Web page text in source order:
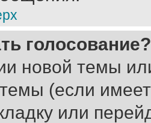
голосование?
новой темы
(если
или